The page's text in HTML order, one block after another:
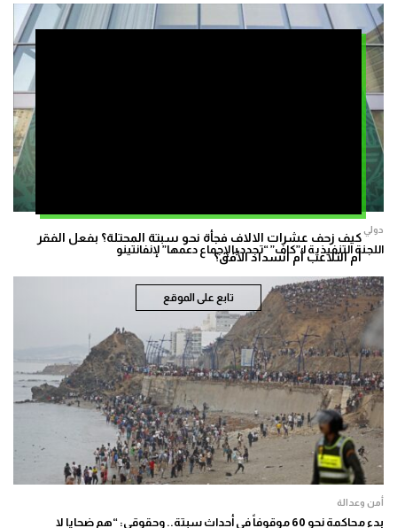
كيف زحف عشرات الالاف فجأة نحو سبتة المحتلة؟ بفعل الفقر
أم التلاعب أم انسداد الأفق؟
تابع على الموقع
دولي
اللجنة التنفيذية لـ”كاف” “تجدد بالإجماع دعمها” لإنفانتينو
أمن وعدالة
بدء محاكمة نحو 60 موقوفاً في أحداث سبتة.. وحقوقي: “هم ضحايا لا